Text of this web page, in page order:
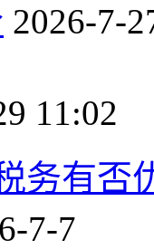
2026-7-
11:02
务有否
7-7